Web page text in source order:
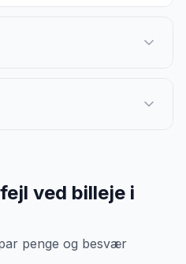
ankomst?
forhånd og oplys dit
kan tracke dit fly og
ved billeje i
penge og besvær